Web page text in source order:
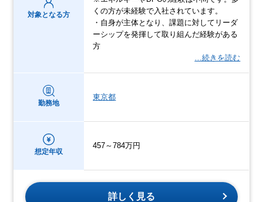
対象となる方
くの方が未経験で入社されています。
・自身が主体となり、課題に対してリーダ
ーシップを発揮して取り組んだ経験がある
方
…続きを読む
勤務地
東京都
想定年収
457～784万円
詳しく見る